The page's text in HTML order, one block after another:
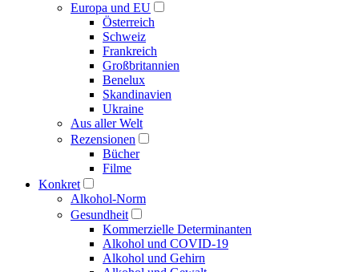
Europa und EU
Österreich
Schweiz
Frankreich
Großbritannien
Benelux
Skandinavien
Ukraine
Aus aller Welt
Rezensionen
Bücher
Filme
Konkret
Alkohol-Norm
Gesundheit
Kommerzielle Determinanten
Alkohol und COVID-19
Alkohol und Gehirn